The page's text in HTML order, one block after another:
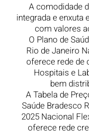
A comodidade
integrada e enxuta
com valores
O Plano de
Rio de Janeiro
oferece rede de
Hospitais e
bem
A Tabela de
Saúde Bradesco
2025 Nacional
oferece rede